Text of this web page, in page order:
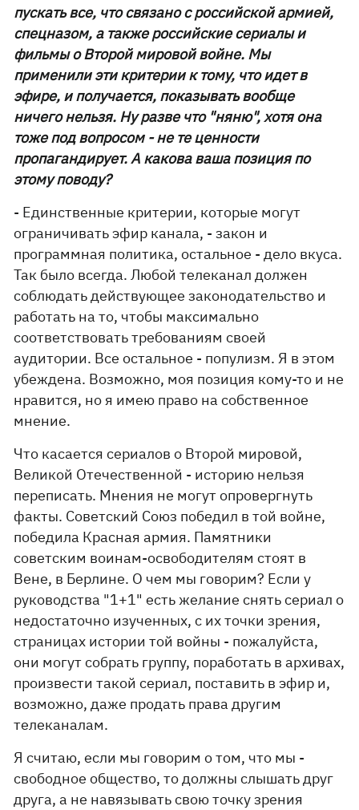
пускать все, что связано с российской армией,
спецназом, а также российские сериалы и
фильмы о Второй мировой войне. Мы
применили эти критерии к тому, что идет в
эфире, и получается, показывать вообще
ничего нельзя. Ну разве что "няню", хотя она
тоже под вопросом - не те ценности
пропагандирует. А какова ваша позиция по
этому поводу?
- Единственные критерии, которые могут
ограничивать эфир канала, - закон и
программная политика, остальное - дело вкуса.
Так было всегда. Любой телеканал должен
соблюдать действующее законодательство и
работать на то, чтобы максимально
соответствовать требованиям своей
аудитории. Все остальное - популизм. Я в этом
убеждена. Возможно, моя позиция кому-то и не
нравится, но я имею право на собственное
мнение.
Что касается сериалов о Второй мировой,
Великой Отечественной - историю нельзя
переписать. Мнения не могут опровергнуть
факты. Советский Союз победил в той войне,
победила Красная армия. Памятники
советским воинам-освободителям стоят в
Вене, в Берлине. О чем мы говорим? Если у
руководства "1+1" есть желание снять сериал о
недостаточно изученных, с их точки зрения,
страницах истории той войны - пожалуйста,
они могут собрать группу, поработать в архивах,
произвести такой сериал, поставить в эфир и,
возможно, даже продать права другим
телеканалам.
Я считаю, если мы говорим о том, что мы -
свободное общество, то должны слышать друг
друга, а не навязывать свою точку зрения